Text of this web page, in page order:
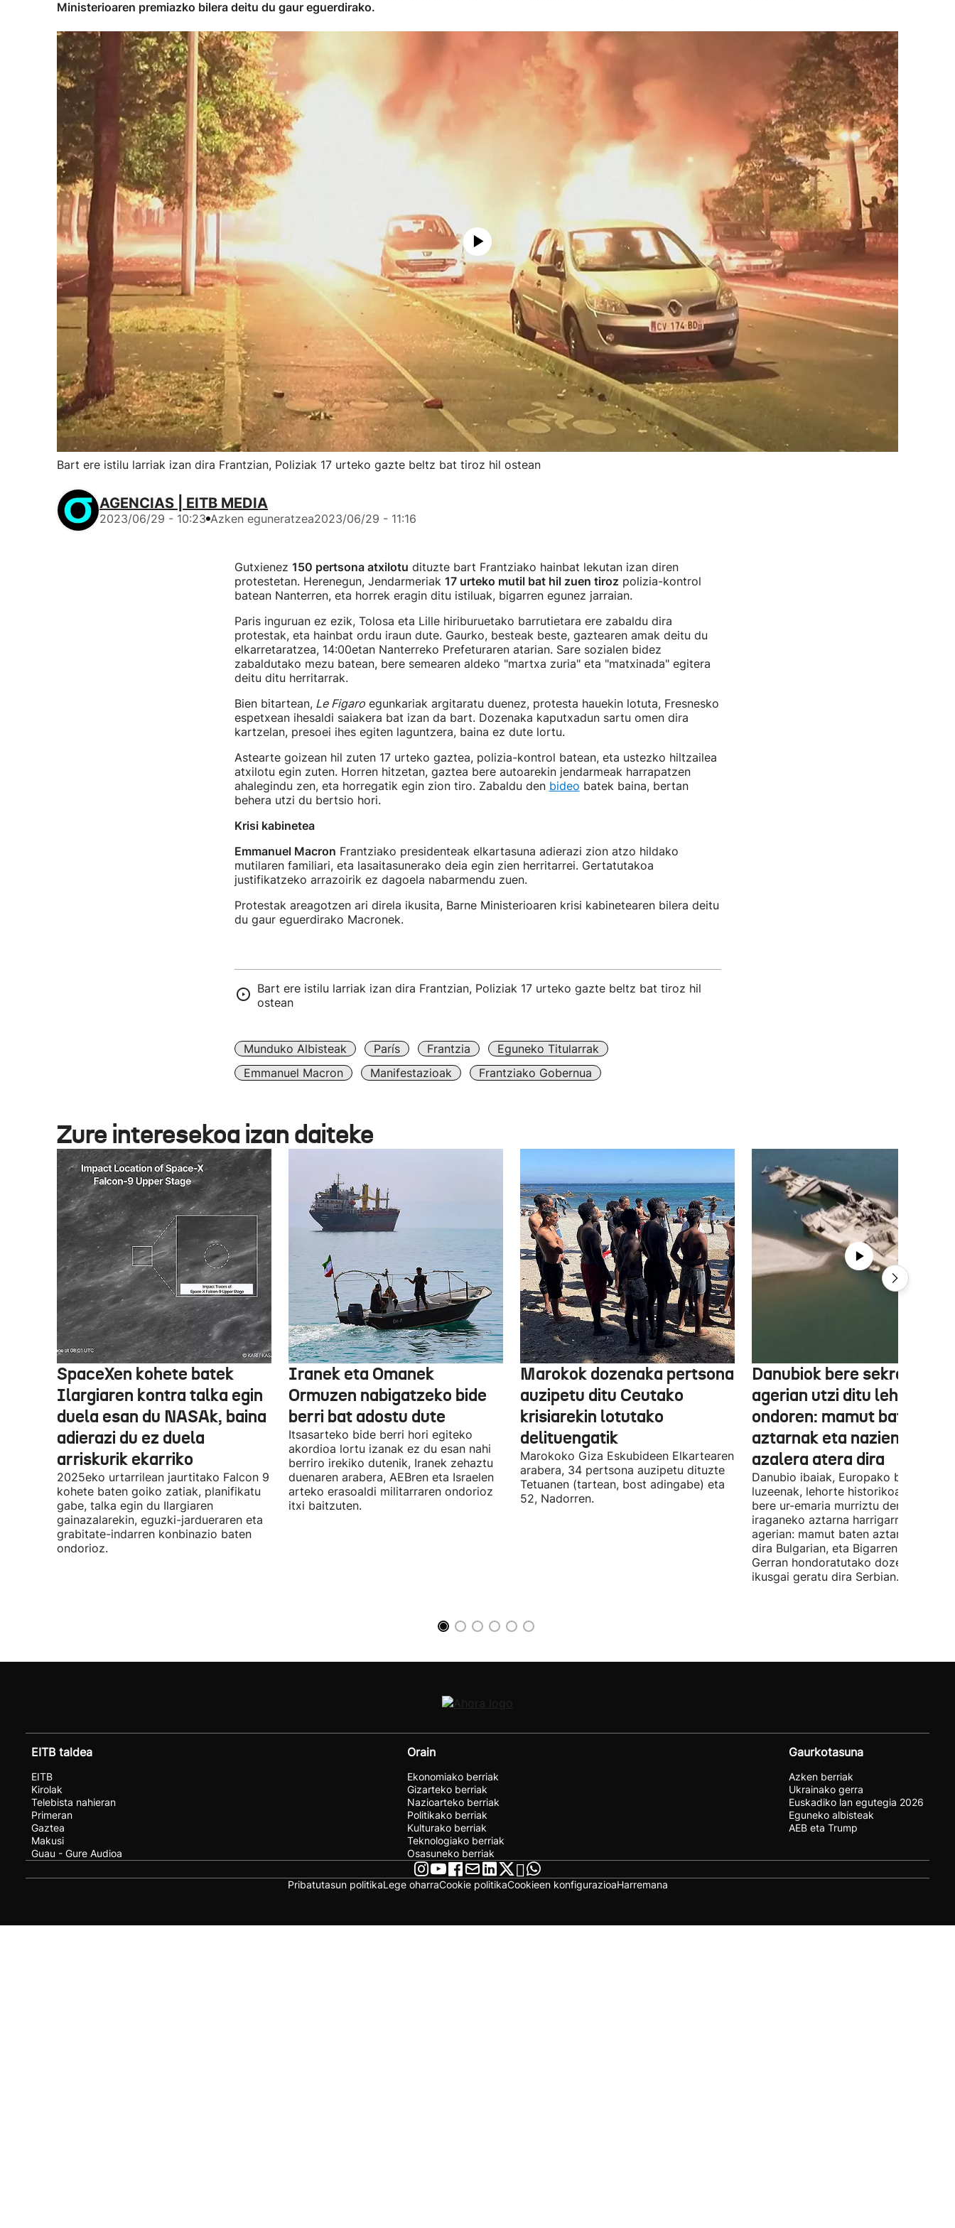
Ministerioaren premiazko bilera deitu du gaur eguerdirako.
Bart ere istilu larriak izan dira Frantzian, Poliziak 17 urteko gazte beltz bat tiroz hil ostean
AGENCIAS | EITB MEDIA
2023/06/29 - 10:23 Azken eguneratzea2023/06/29 - 11:16
Gutxienez 150 pertsona atxilotu dituzte bart Frantziako hainbat lekutan izan diren
protestetan. Herenegun, Jendarmeriak 17 urteko mutil bat hil zuen tirozpolizia-kontrol
batean Nanterren, eta horrek eragin ditu istiluak, bigarren egunez jarraian.
Paris inguruan ez ezik, Tolosa eta Lille hiriburuetako barrutietara ere zabaldu dira
protestak, eta hainbat ordu iraun dute. Gaurko, besteak beste, gaztearen amak deitu du
elkarretaratzea, 14:00etan Nanterreko Prefeturaren atarian. Sare sozialen bidez
zabaldutako mezu batean, bere semearen aldeko "martxa zuria" eta "matxinada" egitera
deitu ditu herritarrak.
Bien bitartean,Le Figaroegunkariak argitaratu duenez, protesta hauekin lotuta, Fresnesko
espetxean ihesaldi saiakera bat izan da bart. Dozenaka kaputxadun sartu omen dira
kartzelan, presoei ihes egiten laguntzera, baina ez dute lortu.
Astearte goizean hil zuten 17 urteko gaztea, polizia-kontrol batean, eta ustezko hiltzailea
atxilotu egin zuten. Horren hitzetan, gaztea bere autoarekin jendarmeak harrapatzen
ahalegindu zen, eta horregatik egin zion tiro. Zabaldu den bideo batek baina, bertan
behera utzi du bertsio hori.
Krisi kabinetea
Emmanuel Macron Frantziako presidenteak elkartasuna adierazi zion atzo hildako
mutilaren familiari, eta lasaitasunerako deia egin zien herritarrei. Gertatutakoa
justifikatzeko arrazoirik ez dagoela nabarmendu zuen.
Protestak areagotzen ari direla ikusita, Barne Ministerioaren krisi kabinetearen bilera deitu
du gaur eguerdirako Macronek.
Bart ere istilu larriak izan dira Frantzian, Poliziak 17 urteko gazte beltz bat tiroz hil
ostean
Munduko Albisteak París Frantzia
Eguneko Titularrak
Emmanuel Macron
Manifestazioak Frantziako Gobernua
Zure interesekoa izan daiteke
SpaceXen kohete batek
Ilargiaren kontra talka egin
duela esan du NASAk, baina
adierazi du ez duela
arriskurik ekarriko
2025eko urtarrilean jaurtitako Falcon 9
kohete baten goiko zatiak, planifikatu
gabe, talka egin du Ilargiaren
gainazalarekin, eguzki-jardueraren eta
grabitate-indarren konbinazio baten
ondorioz.
Iranek eta Omanek
Ormuzen nabigatzeko bide
berri bat adostu dute
Itsasarteko bide berri hori egiteko
akordioa lortu izanak ez du esan nahi
berriro irekiko dutenik, Iranek zehaztu
duenaren arabera, AEBren eta Israelen
arteko erasoaldi militarraren ondorioz
itxi baitzuten.
Marokok dozenaka pertsona
auzipetu ditu Ceutako
krisiarekin lotutako
delituengatik
Marokoko Giza Eskubideen Elkartearen
arabera, 34 pertsona auzipetu dituzte
Tetuanen (tartean, bost adingabe) eta
52, Nadorren.
Danubiok bere sekretuak
agerian utzi ditu
ondoren: mamut baten
aztarnak eta nazien
azalera atera dira
Danubio ibaiak, Europako bigarren
luzeenak, lehorte historikoa bizi du,
bere ur-emaria murriztu denez,
iraganeko aztarna harrigarriak utzi
agerian: mamut baten aztarnak
dira Bulgarian, eta Bigarren Mundu
Gerran hondoratutako dozenaka
ikusgai geratu dira Serbian.
EITB taldea
EITB
Kirolak
Telebista nahieran
Primeran
Gaztea
Makusi
Guau - Gure Audioa
Orain
Ekonomiako berriak
Gizarteko berriak
Nazioarteko berriak
Politikako berriak
Kulturako berriak
Teknologiako berriak
Osasuneko berriak
Gaurkotasuna
Azken berriak
Ukrainako gerra
Euskadiko lan egutegia 2026
Eguneko albisteak
AEB eta Trump
Pribatutasun politikaLege oharraCookie politikaCookieen konfigurazioaHarremana